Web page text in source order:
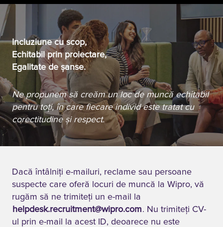
Incluziune cu scop,
Echitabil prin proiectare,
Egalitate de șanse.
Ne propunem să creăm un loc de muncă echitabil
pentru toți, în care fiecare individ este tratat cu
corectitudine și respect.
Dacă întâlniţi e-mailuri, reclame sau persoane
suspecte care oferă locuri de muncă la Wipro, vă
rugăm să ne trimiteți un e-mail la
helpdesk.recruitment@wipro.com. Nu trimiteți CV-
ul prin e-mail la acest ID, deoarece nu este